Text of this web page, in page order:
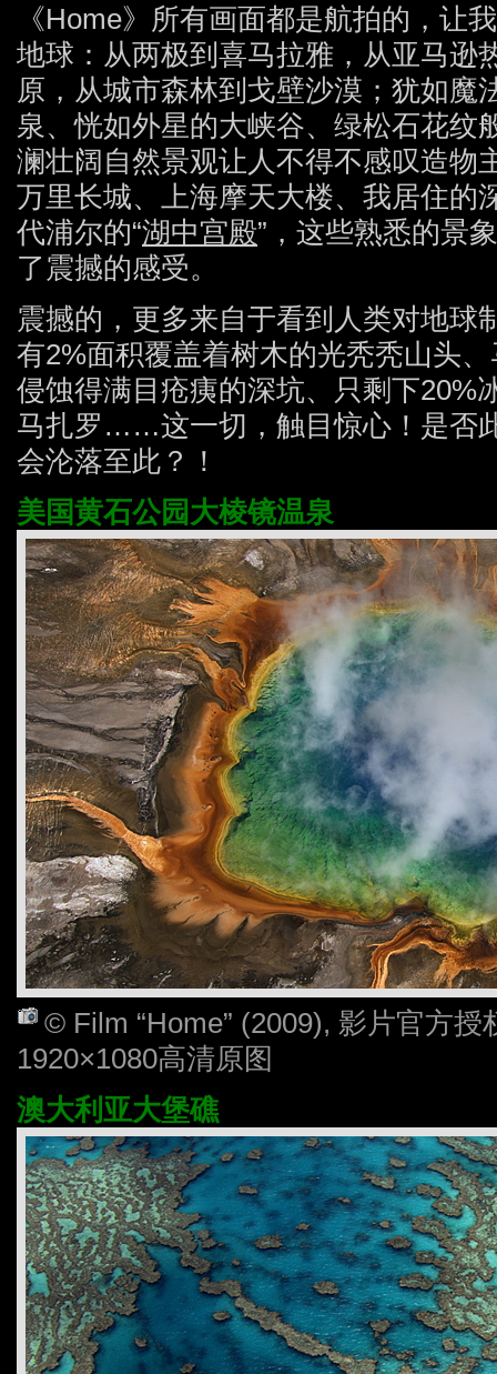
《Home》所有画面都是航拍的，让
地球：从两极到喜马拉雅，从亚马逊
原，从城市森林到戈壁沙漠；犹如魔
泉、恍如外星的大峡谷、绿松石花
澜壮阔自然景观让人不得不感叹造物
万里长城、上海摩天大楼、我居住的
代浦尔的“湖中宫殿”，这些熟悉的景
了震撼的感受。
震撼的，更多来自于看到人类对地球
有2%面积覆盖着树木的光秃秃山头
侵蚀得满目疮痍的深坑、只剩下20%
马扎罗……这一切，触目惊心！是否
会沦落至此？！
美国黄石公园大棱镜温泉
© Film “Home” (2009), 影片官方
1920×1080高清原图
澳大利亚大堡礁